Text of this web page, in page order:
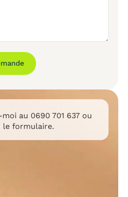
au 0690 701 637 ou
le formulaire.